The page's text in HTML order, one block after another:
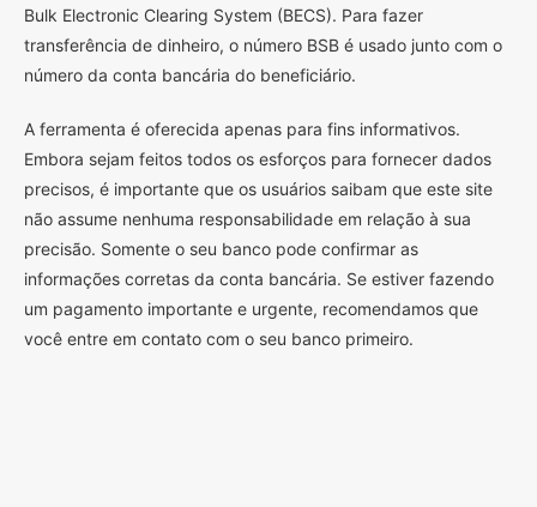
Bulk Electronic Clearing System (BECS). Para fazer
transferência de dinheiro, o número BSB é usado junto com o
número da conta bancária do beneficiário.
A ferramenta é oferecida apenas para fins informativos.
Embora sejam feitos todos os esforços para fornecer dados
precisos, é importante que os usuários saibam que este site
não assume nenhuma responsabilidade em relação à sua
precisão. Somente o seu banco pode confirmar as
informações corretas da conta bancária. Se estiver fazendo
um pagamento importante e urgente, recomendamos que
você entre em contato com o seu banco primeiro.